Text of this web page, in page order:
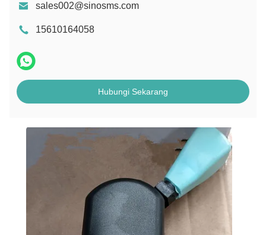
sales002@sinosms.com
15610164058
Hubungi Sekarang